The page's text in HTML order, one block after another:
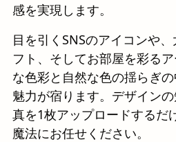
感を実現します。
目を引くSNSのアイコンや
フト、そしてお部屋を彩る
な色彩と自然な色の揺らぎ
魅力が宿ります。デザイン
真を1枚アップロードするだ
魔法にお任せください。